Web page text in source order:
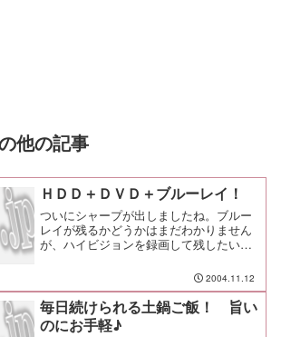
他の記事
ＨＤＤ＋ＤＶＤ＋ブルーレイ！
ついにシャープが出しましたね。ブルー
レイが残るかどうかはまだわかりません
が、ハイビジョンを録画して残したい人
2004.11.12
毎日続けられる土鍋ご飯！ 旨い
のにお手軽♪